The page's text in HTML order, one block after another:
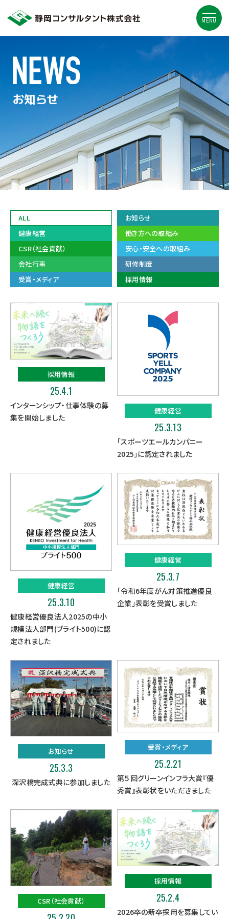
MENU
お知らせ
ALL
お知らせ
健康経営
働き方への取組み
CSR（社会貢献）
安心・安全への取組み
会社行事
研修制度
受賞・メディア
採用情報
採用情報
25.4.1
インターンシップ・仕事体験の募
集を開始しました
健康経営
25.3.13
「スポーツエールカンパニー
2025」に認定されました
健康経営
25.3.10
健康経営優良法人2025の中小
規模法人部門(ブライト500)に認
定されました
健康経営
25.3.7
「令和6年度がん対策推進優良
企業」表彰を受賞しました
お知らせ
25.3.3
深沢橋完成式典に参加しました
受賞・メディア
25.2.21
第５回グリーンインフラ大賞『優
秀賞』表彰状をいただきました
CSR（社会貢献）
採用情報
25.2.4
2026卒の新卒採用を募集してい